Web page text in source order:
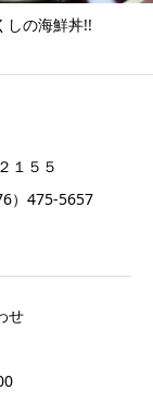
入りました
１５５
）475-5657
せ